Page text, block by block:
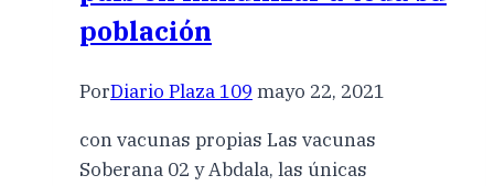
población
PorDiario Plaza 109 mayo 22, 2021
con vacunas propias Las vacunas
Soberana 02 y Abdala, las únicas